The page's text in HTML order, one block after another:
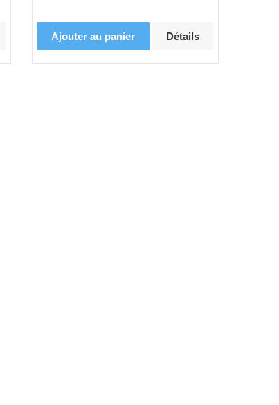
Ajouter au panier Détails